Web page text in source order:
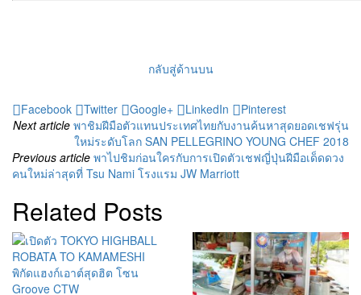
กลับสู่ด้านบน
Facebook Twitter Google+ LinkedIn
Pinterest
Next article พาชิมฝีมือตัวแทนประเทศไทยกับงานค้นหาสุดยอดเชฟรุ่น
ใหม่ระดับโลก SAN PELLEGRINO YOUNG CHEF 2018
Previous article พาไปชิมก่อนใครกับการเปิดตัวเชฟญี่ปุ่นฝีมือเด็ดดวง
คนใหม่ล่าสุดที่ Tsu Nami โรงแรม JW Marriott
Related Posts